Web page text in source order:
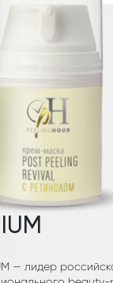
Подробнее